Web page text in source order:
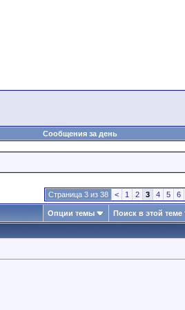
Сообщения за день
Страница 3 из 38 < 1 2 3 4 5 6
Опции темы Поиск в этой теме